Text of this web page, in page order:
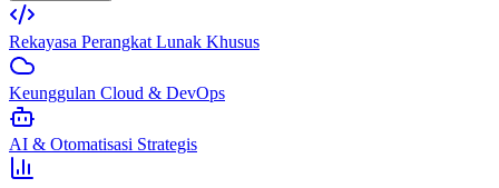
Rekayasa Perangkat Lunak Khusus
Keunggulan Cloud & DevOps
AI & Otomatisasi Strategis